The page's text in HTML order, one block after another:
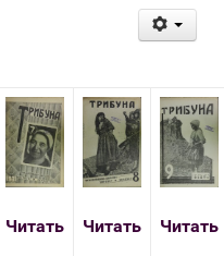
Читать Читать Читать